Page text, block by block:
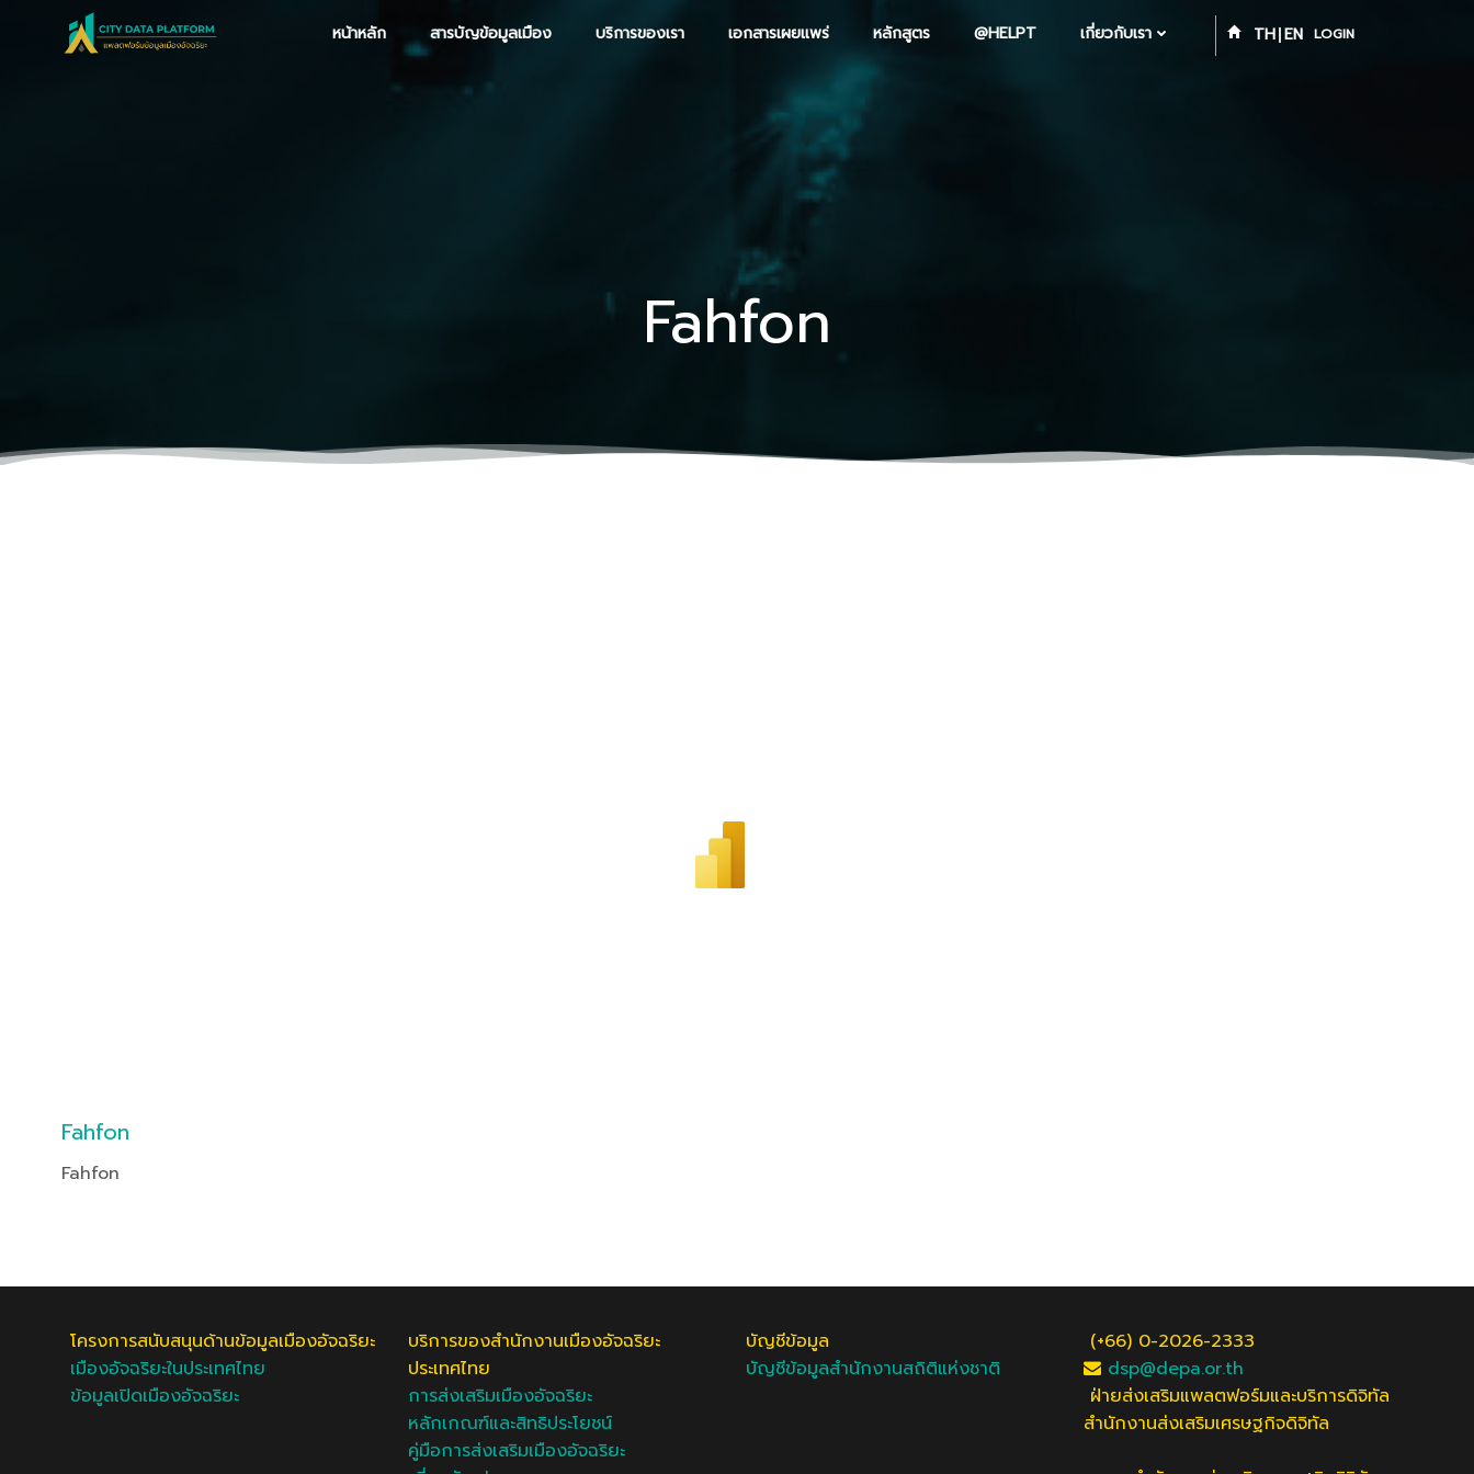
หน้าหลัก สารบัญข้อมูลเมือง บริการของเรา เอกสารเผยแพร่ หลักสูตร @HELPT เกี่ยวกับเรา TH EN LOGIN
Fahfon
Fahfon
Fahfon
โครงการสนับสนุนด้านข้อมูลเมืองอัจฉริยะ
เมืองอัจฉริยะในประเทศไทย
ข้อมูลเปิดเมืองอัจฉริยะ
บริการของสำนักงานเมืองอัจฉริยะ
ประเทศไทย
การส่งเสริมเมืองอัจฉริยะ
หลักเกณฑ์และสิทธิประโยชน์
คู่มือการส่งเสริมเมืองอัจฉริยะ
บัญชีข้อมูล
บัญชีข้อมูลสำนักงานสถิติแห่งชาติ
(+66) 0-2026-2333
dsp@depa.or.th
ฝ่ายส่งเสริมแพลตฟอร์มและบริการดิจิทัล
สำนักงานส่งเสริมเศรษฐกิจดิจิทัล